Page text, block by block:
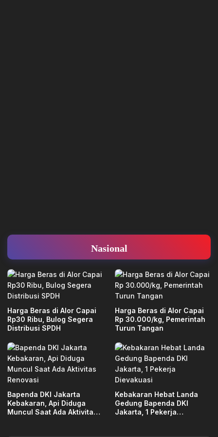
Nasional
Harga Beras di Alor Capai
Rp30 Ribu, Bulog Segera
Distribusi SPDH
Harga Beras di Alor Capai
Rp 30.000/kg, Pemerintah
Turun Tangan
Bapenda DKI Jakarta
Kebakaran, Api Diduga
Muncul Saat Ada Aktivitas
Kebakaran Hebat Landa
Gedung Bapenda DKI
Jakarta, 1 Pekerja